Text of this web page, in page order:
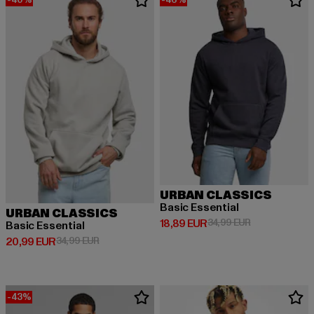
URBAN CLASSICS
Basic Essential
20,99 EUR
Derzeitiger Preis: 20,99 EUR
34,99 EURAktionspreis: 34,99 EUR
URBAN CLASSICS
Basic Essential
18,89 EUR
Derzeitiger Preis: 18,89 EUR
34,99 EURAktionspreis:
-43%